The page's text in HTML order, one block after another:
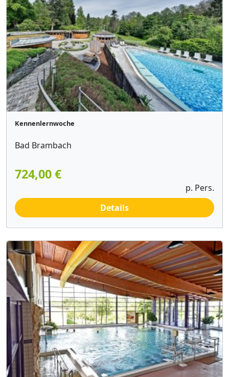
Kennenlernwoche
Bad Brambach
724,00 €
p. Pers.
Details